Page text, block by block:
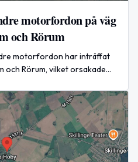
motorfordon på väg
och Rörum
motorfordon har inträffat
och Rörum, vilket orsakade